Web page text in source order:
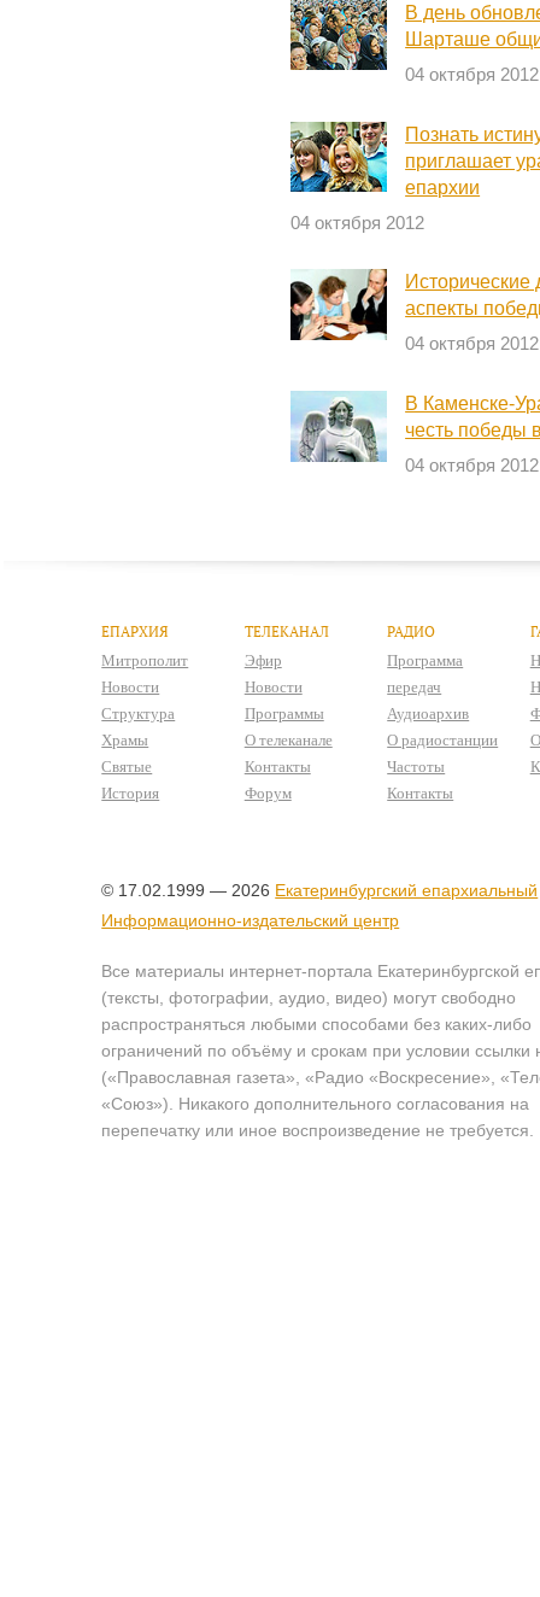
В день
Шарташе
04 октября 2012
Познать
приглашает
епархии
04 октября 2012
аспекты
04 октября 2012
В Каменске-
честь победы
04 октября 2012
ЕПАРХИЯ
Митрополит
Новости
Структура
Храмы
Святые
История
ТЕЛЕКАНАЛ
Эфир
Новости
Программы
О телеканале
Контакты
Форум
РАДИО
Программа
передач
Аудиоархив
О радиостанции
Частоты
Контакты
© 17.02.1999 — 2026 Екатеринбургский епархиальный
Информационно-издательский центр
Все материалы интернет-портала Екатеринбургской
(тексты, фотографии, аудио, видео) могут свободно
распространяться любыми способами без каких-либо
ограничений по объёму и срокам при условии ссылки
(«Православная газета», «Радио «Воскресение»,
«Союз»). Никакого дополнительного согласования на
перепечатку или иное воспроизведение не требуется.